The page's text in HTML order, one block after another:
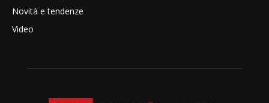
Novità e tendenze
Video